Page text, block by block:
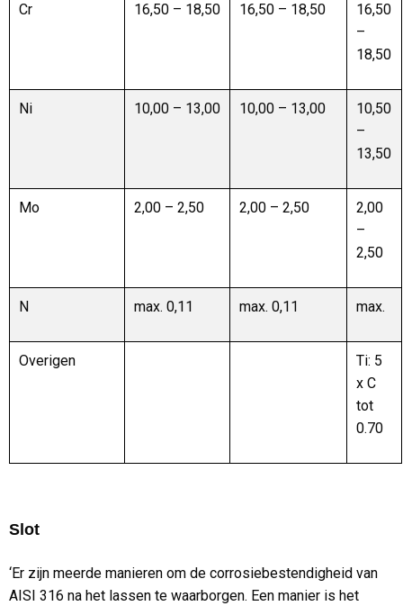
Cr 16,50 – 18,50 16,50 – 18,50
16,50
–
18,50
Ni 10,00 – 13,00 10,00 – 13,00
10,50
–
13,50
Mo 2,00 – 2,50 2,00 – 2,50
2,00
–
2,50
N max. 0,11 max. 0,11 max.
Overigen
Ti: 5
x C
tot
0.70
Slot
‘Er zijn meerde manieren om de corrosiebestendigheid van
AISI 316 na het lassen te waarborgen. Een manier is het